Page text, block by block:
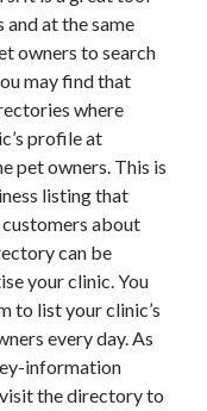
at the same
owners to search
may find that
where
profile at
pet owners. This is
listing that
about
can be
your clinic. You
to list your clinic’s
every day. As
information
the directory to